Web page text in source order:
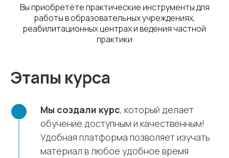
Вы приобретёте практические инструменты для
работы в образовательных учреждениях,
реабилитационных центрах и ведения частной
практики
Этапы курса
Мы создали курс, который делает
обучение доступным и качественным!
Удобная платформа позволяет изучать
материал в любое удобное время